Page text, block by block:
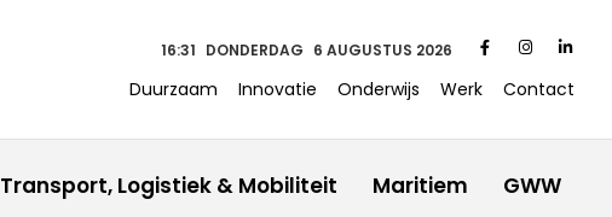
16 31 DONDERDAG 6 AUGUSTUS 2026
Duurzaam Innovatie Onderwijs Werk Contact
Transport, Logistiek & Mobiliteit Maritiem GWW